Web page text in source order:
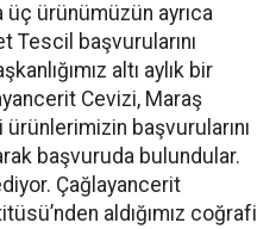
üç ürünümüzün ayrıca
Tescil başvurularını
altı aylık bir
Cevizi, Maraş
başvurularını
başvuruda bulundular.
Çağlayancerit
aldığımız coğrafi